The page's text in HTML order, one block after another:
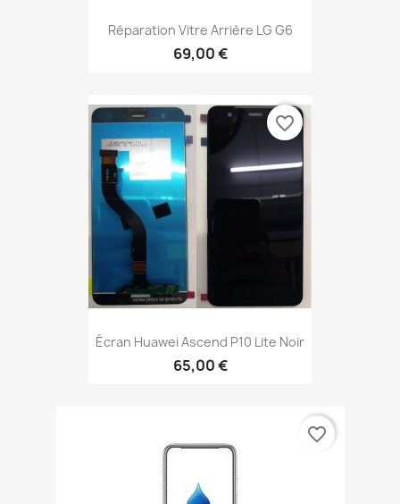
Réparation Vitre Arrière LG G6
69,00 €
Écran Huawei Ascend P10 Lite Noir
65,00 €
favorite_border
favorite_border